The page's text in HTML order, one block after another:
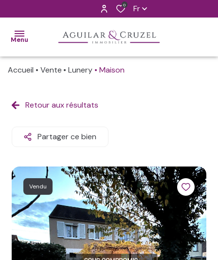
0 Fr
Menu
VENTES
MAIL
CONTACT
ESTIMATION
NOS
BIENS
VENDUS
Accueil Vente Lunery Maison
Retour aux résultats
Partager ce bien
Vendu